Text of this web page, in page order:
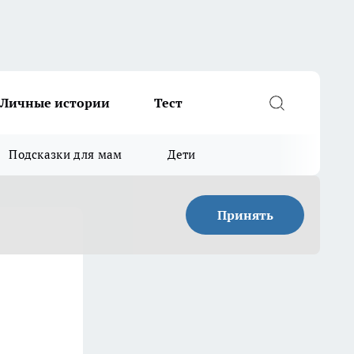
Личные истории Тест
Подсказки для мам Дети
Принять